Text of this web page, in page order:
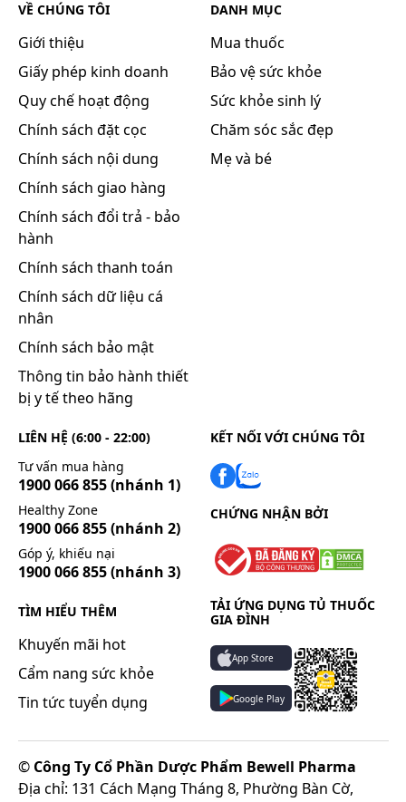
VỀ CHÚNG TÔI
Giới thiệu
Giấy phép kinh doanh
Quy chế hoạt động
Chính sách đặt cọc
Chính sách nội dung
Chính sách giao hàng
Chính sách đổi trả - bảo
hành
Chính sách thanh toán
Chính sách dữ liệu cá
nhân
Chính sách bảo mật
Thông tin bảo hành thiết
bị y tế theo hãng
DANH MỤC
Mua thuốc
Bảo vệ sức khỏe
Sức khỏe sinh lý
Chăm sóc sắc đẹp
Mẹ và bé
LIÊN HỆ (6:00 - 22:00)
Tư vấn mua hàng
1900 066 855(nhánh 1)
Healthy Zone
1900 066 855(nhánh 2)
Góp ý, khiếu nại
1900 066 855(nhánh 3)
TÌM HIỂU THÊM
Khuyến mãi hot
Cẩm nang sức khỏe
Tin tức tuyển dụng
KẾT NỐI VỚI CHÚNG TÔI
CHỨNG NHẬN BỞI
TẢI ỨNG DỤNG TỦ THUỐC
GIA ĐÌNH
App Store
Google Play
© Công Ty Cổ Phần Dược Phẩm Bewell Pharma
Địa chỉ: 131 Cách Mạng Tháng 8, Phường Bàn Cờ,